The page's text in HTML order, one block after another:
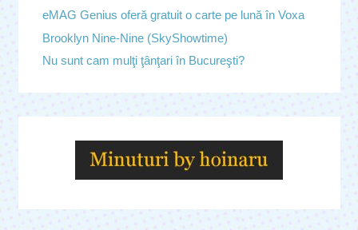
eMAG Genius oferă gratuit o carte pe lună în Voxa
Brooklyn Nine-Nine (SkyShowtime)
Nu sunt cam mulţi ţânţari în Bucureşti?